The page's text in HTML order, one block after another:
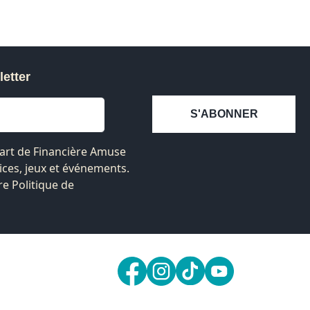
de Financière Amuse
jeux et événements.
Politique de
S'ABONNER